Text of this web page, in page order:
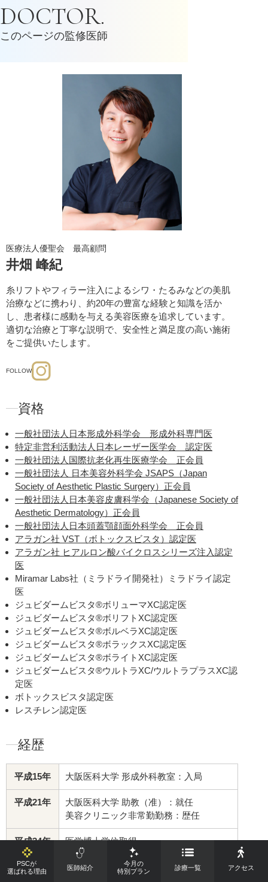
DOCTOR.
このページの監修医師
医療法人優聖会 最高顧問
井畑 峰紀
糸リフトやフィラー注入によるシワ・たるみなどの美肌
治療などに携わり、約20年の豊富な経験と知識を活か
し、患者様に感動を与える美容医療を追求しています。
適切な治療と丁寧な説明で、安全性と満足度の高い施術
をご提供いたします。
FOLLOW
資格
一般社団法人日本形成外科学会 形成外科専門医
特定非営利活動法人日本レーザー医学会 認定医
一般社団法人国際抗老化再生医療学会 正会員
一般社団法人 日本美容外科学会 JSAPS（Japan
Society of Aesthetic Plastic Surgery）正会員
一般社団法人日本美容皮膚科学会（Japanese Society of
Aesthetic Dermatology）正会員
一般社団法人日本頭蓋顎顔面外科学会 正会員
アラガン社 VST（ボトックスビスタ）認定医
アラガン社 ヒアルロン酸バイクロスシリーズ注入認定
医
Miramar Labs社（ミラドライ開発社）ミラドライ認定
医
ジュビダームビスタ®ボリューマXC認定医
ジュビダームビスタ®ボリフトXC認定医
ジュビダームビスタ®ボルベラXC認定医
ジュビダームビスタ®ボラックスXC認定医
ジュビダームビスタ®ボライトXC認定医
ジュビダームビスタ®ウルトラXC/ウルトラプラスXC認
定医
ボトックスビスタ認定医
レスチレン認定医
経歴
平成15年 大阪医科大学 形成外科教室：入局
平成21年
大阪医科大学 助教（准）：就任
美容クリニック非常勤勤務：歴任
平成24年
医学博士学位取得
日本形成外科学会 専門医認定
PSCが
選ばれる理由
医師紹介
今月の
特別プラン
診療一覧 アクセス